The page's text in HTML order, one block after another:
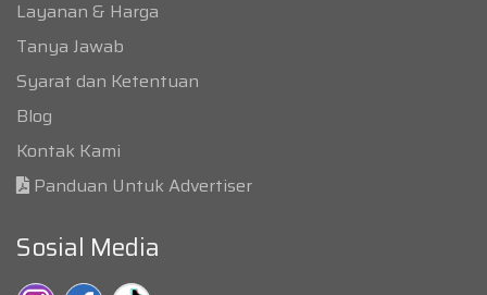
Layanan & Harga
Tanya Jawab
Syarat dan Ketentuan
Blog
Kontak Kami
Panduan Untuk Advertiser
Sosial Media